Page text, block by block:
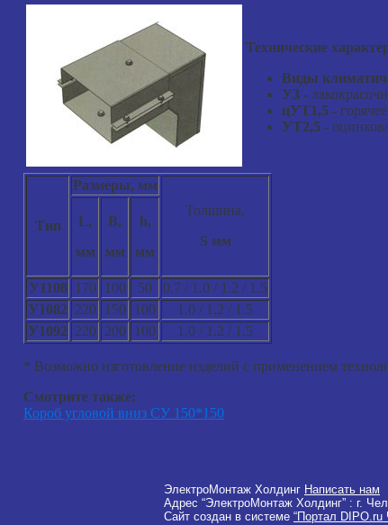
Технические
Виды
У3 -
цУТ1,5 -
УТ2,5 -
Тип
Размеры, мм
Толщина,
S мм
L,
мм
B,
мм
h,
мм
У1108 170 100 50
0.7 / 1.0 / 1.2 / 1.5
У1082 220 150 100
1.0 / 1.2 / 1.5
У1092 220 200 100 1.0 / 1.2 / 1.5
* Возможно изготовление изделий с применением
Смотрите также:
Короб угловой вниз СУ 150*150
ЭлектроМонтаж Холдинг Написать нам
Адрес “ЭлектроМонтаж Холдинг” : г.
Сайт создан в системе “Портал DIPO.ru